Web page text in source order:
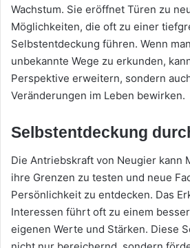
Wachstum. Sie eröffnet Türen zu
Möglichkeiten, die oft zu einer
Selbstentdeckung führen. Wenn
unbekannte Wege zu erkunden,
Perspektive erweitern, sondern
Veränderungen im Leben bewirken.
Selbstentdeckung
Die Antriebskraft von Neugier kann
ihre Grenzen zu testen und neue
Persönlichkeit zu entdecken. Das
Interessen führt oft zu einem
eigenen Werte und Stärken. Diese